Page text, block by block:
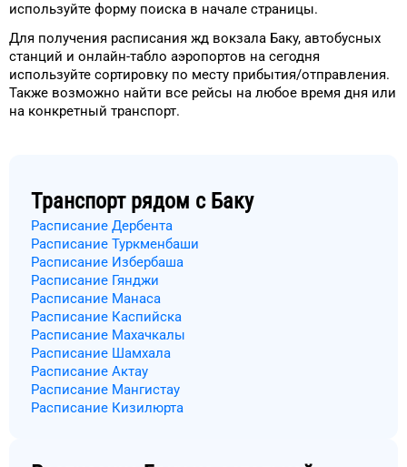
используйте форму поиска в начале страницы.
Для получения расписания жд вокзала Баку, автобусных
станций и онлайн-табло аэропортов на сегодня
используйте сортировку по месту прибытия/отправления.
Также возможно найти все рейсы на любое время дня или
на конкретный транспорт.
Транспорт рядом с Баку
Расписание Дербента
Расписание Туркменбаши
Расписание Избербаша
Расписание Гянджи
Расписание Манаса
Расписание Каспийска
Расписание Махачкалы
Расписание Шамхала
Расписание Актау
Расписание Мангистау
Расписание Кизилюрта